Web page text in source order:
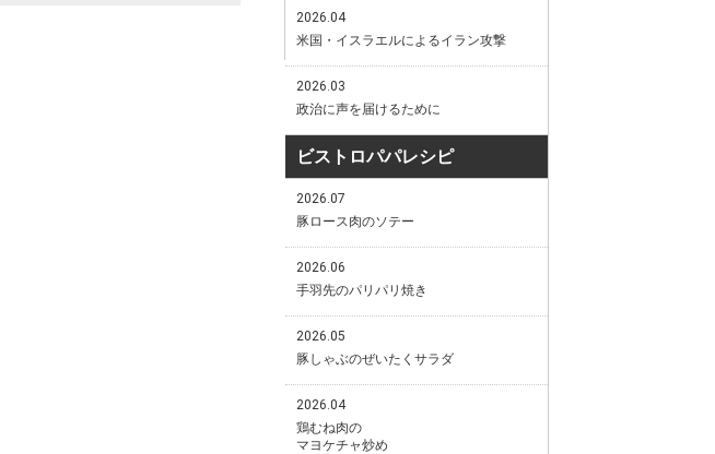
2026.04
米国・イスラエルによるイラン攻撃
2026.03
政治に声を届けるために
ビストロパパレシピ
2026.07
豚ロース肉のソテー
2026.06
手羽先のパリパリ焼き
2026.05
豚しゃぶのぜいたくサラダ
2026.04
鶏むね肉の
マヨケチャ炒め